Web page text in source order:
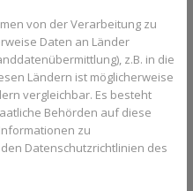
des Geräuschs, sondern oft
die Senkung des damit
berichten, dass
Fokus auf das Geräusch
von der Verarbeitung zu
Daten an Länder
z.B. in die
Ländern ist möglicherweise
vergleichbar. Es besteht
Behörden auf diese
zu
Datenschutzrichtlinien des